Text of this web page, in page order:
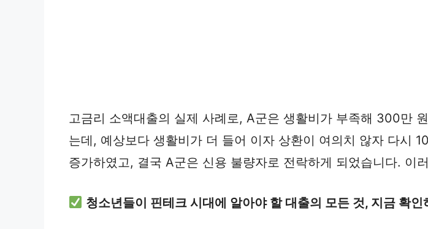
고금리 소액대출의 실제 사례로, A군은 생활비가 부족해 300만
는데, 예상보다 생활비가 더 들어 이자 상환이 여의치 않자 다시
증가하였고, 결국 A군은 신용 불량자로 전락하게 되었습니다. 이
청소년들이 핀테크 시대에 알아야 할 대출의 모든 것, 지금 확인